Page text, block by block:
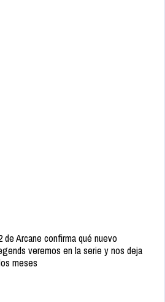
de Arcane confirma qué nuevo
veremos en la serie y nos deja
meses